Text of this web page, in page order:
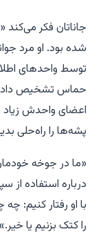
جاناتان فکر
شده بود. او مرد
توسط واحدهای
حماس تشخیص داده
اعضای واحدش زیاد
پشه‌ها را راه‌حلی
«ما در جوخه
درباره استفاده از
با او رفتار کنیم: چه
را کتک بزنیم یا